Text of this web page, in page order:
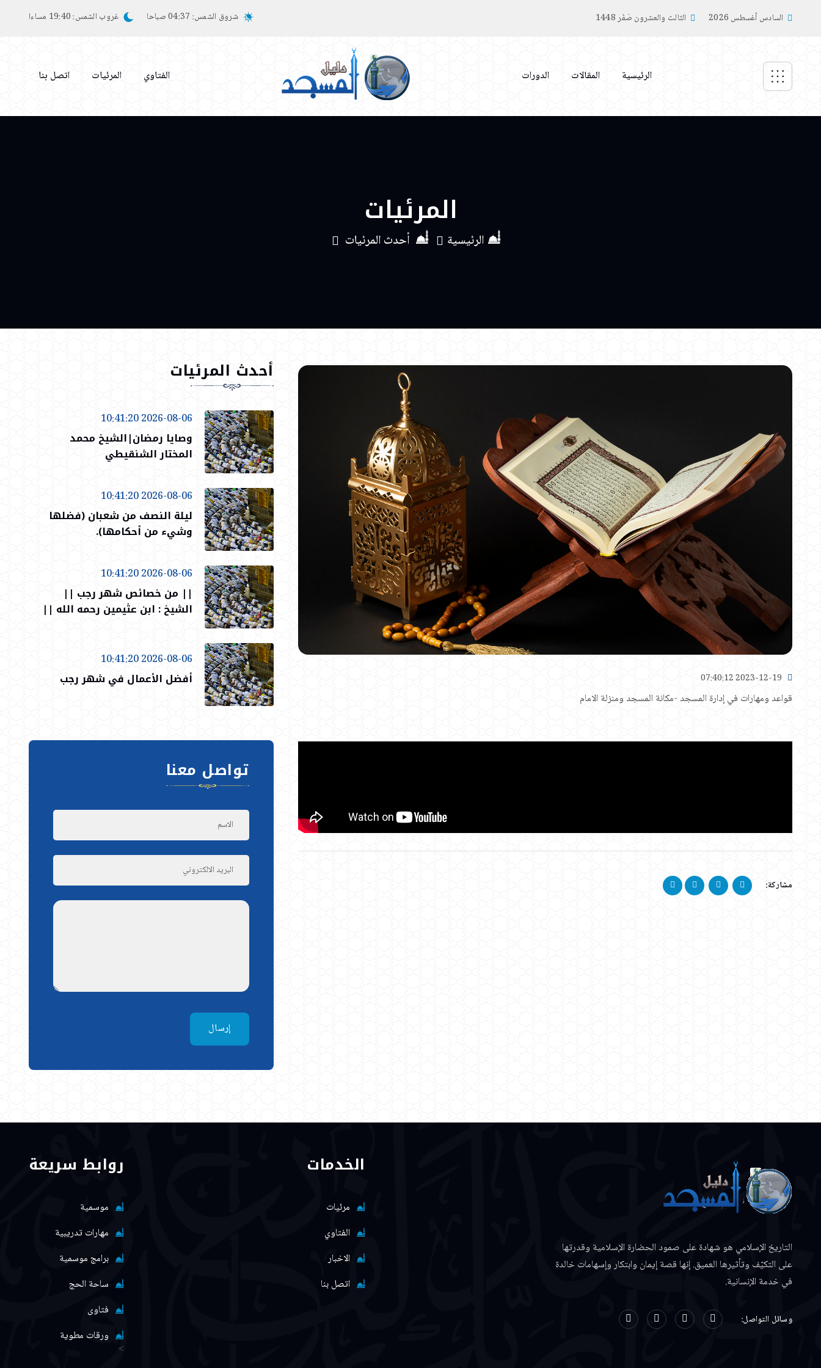
السادس أغسطس 2026 الثالث والعشرون صَفَر 1448 شروق الشمس: 04:37 صباحا غروب الشمس:19:40 مساءا
الرئيسية المقالات الدورات الفتاوي المرئيات اتصل بنا
المرئيات
الرئيسية أحدث المرئيات
قواعد ومهارات في إدارة المسجد -مكانة المسجد ومنزلة الامام
مشاركة:
أحدث المرئيات
2026-08-06 10:41:20
وصايا رمضان|الشيخ محمد
المختار الشنقيطي
2026-08-06 10:41:20
ليلة النصف من شعبان (فضلها
وشيء من أحكامها).
2026-08-06 10:41:20
|| من خصائص شهر رجب ||
الشيخ : ابن عثيمين رحمه الله ||
2026-08-06 10:41:20
أفضل الأعمال في شهر رجب
تواصل معنا
إرسال
التاريخ الإسلامي هو شهادة على صمود الحضارة الإسلامية وقدرتها
على التكيّف وتأثيرها العميق. إنها قصة إيمان وابتكار وإسهامات خالدة
في خدمة الإنسانية.
وسائل التواصل:
الخدمات
مرئيات
الفتاوي
الاخبار
اتصل بنا
روابط سريعة
موسمية
مهارات تدريبية
برامج موسمية
ساحة الحج
فتاوى
ورقات مطوية
>